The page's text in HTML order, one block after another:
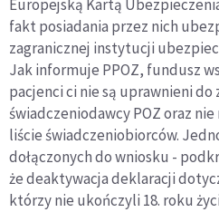
Europejską Kartą
fakt posiadania przez nich
zagranicznej instytucji
Jak informuje PPOZ, fundusz
pacjenci ci nie są uprawnieni do
świadczeniodawcy POZ oraz
liście świadczeniobiorców.
dołączonych do wniosku -
że deaktywacja deklaracji
którzy nie ukończyli 18. roku